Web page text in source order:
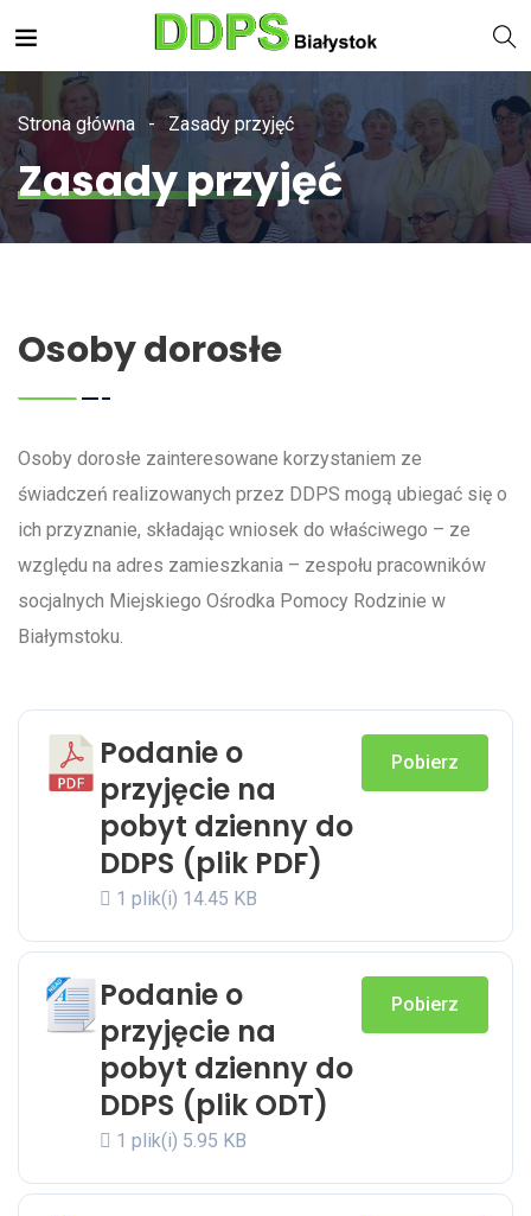
Strona główna Zasady przyjęć
Zasady przyjęć
Osoby dorosłe
Osoby dorosłe zainteresowane korzystaniem ze
świadczeń realizowanych przez DDPS mogą ubiegać się o
ich przyznanie, składając wniosek do właściwego – ze
względu na adres zamieszkania – zespołu pracowników
socjalnych Miejskiego Ośrodka Pomocy Rodzinie w
Białymstoku.
Podanie o
przyjęcie na
pobyt dzienny do
DDPS (plik PDF)
1 plik(i) 14.45 KB
Pobierz
Podanie o
przyjęcie na
pobyt dzienny do
DDPS (plik ODT)
1 plik(i) 5.95 KB
Pobierz